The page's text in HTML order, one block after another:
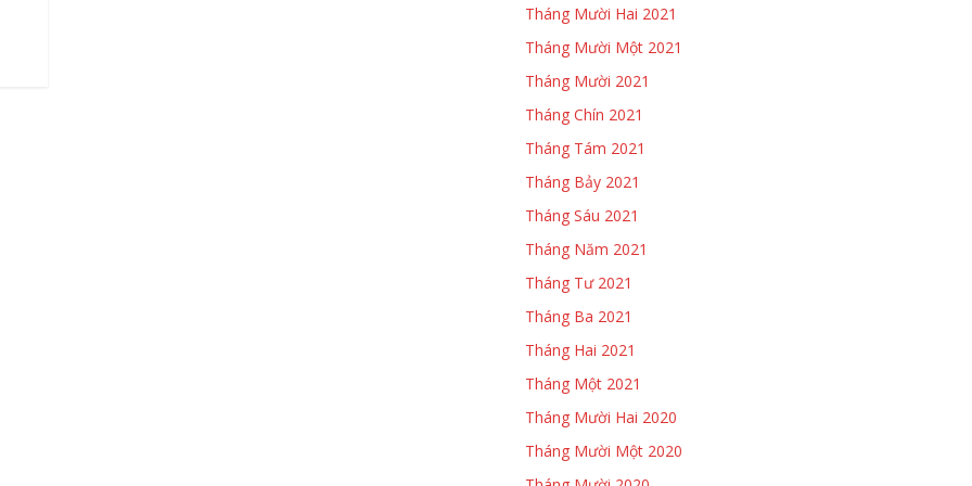
Tháng Mười Hai 2021
Tháng Mười Một 2021
Tháng Mười 2021
Tháng Chín 2021
Tháng Tám 2021
Tháng Bảy 2021
Tháng Sáu 2021
Tháng Năm 2021
Tháng Tư 2021
Tháng Ba 2021
Tháng Hai 2021
Tháng Một 2021
Tháng Mười Hai 2020
Tháng Mười Một 2020